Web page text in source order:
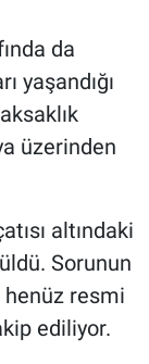
da
yaşandığı
üzerinden
altındaki
Sorunun
henüz resmi
ediliyor.